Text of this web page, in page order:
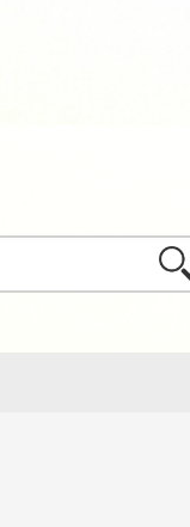
さが